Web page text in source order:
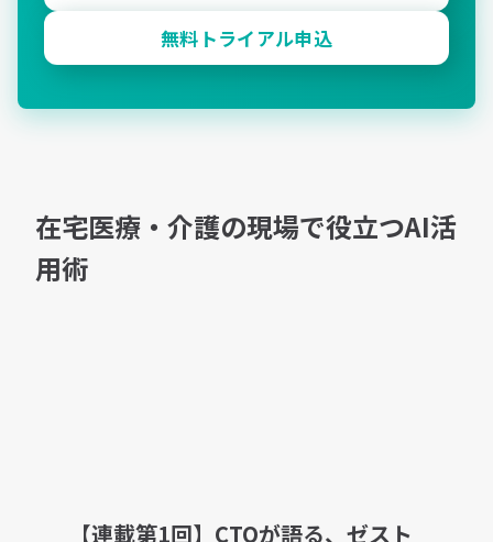
無料トライアル申込
在宅医療・介護の現場で役立つAI活
用術
【連載第1回】CTOが語る、ゼスト